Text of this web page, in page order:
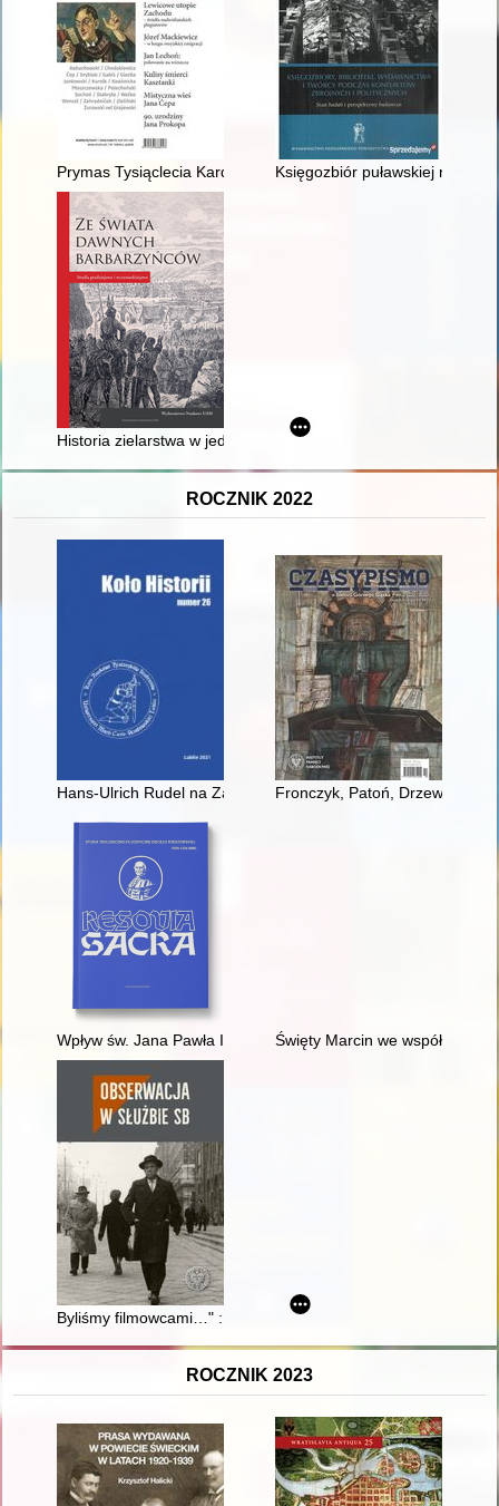
Prymas Tysiąclecia Kardynał Stefan Wyszyński (1901-1981)
Księgozbiór puławskiej
Historia zielarstwa w jednym garze zapisana
ROCZNIK 2022
Hans-Ulrich Rudel na Zamojszczyźnie - próba ustalenia
Fronczyk, Patoń, Drzewiecki i
Wpływ św. Jana Pawła II na zwoływanie i przeprowadzanie
Święty Marcin we
Byliśmy filmowcami…" : film w resorcie spraw wewnętrznych
ROCZNIK 2023